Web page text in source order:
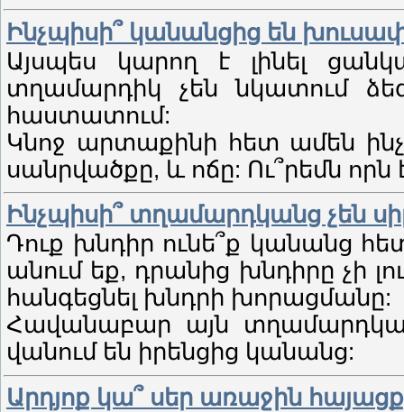
Ինչպիսի՞ կանանցից են
Այսպես կարող է լինել
տղամարդիկ չեն նկատում ձեզ
հաստատում:
Կնոջ արտաքինի հետ ամեն
սանրվածքը, և ոճը: Ու՞րեմն որն
Ինչպիսի՞ տղամարդկանց չեն
Դուք խնդիր ունե՞ք կանանց
անում եք, դրանից խնդիրը չի
հանգեցնել խնդրի խորացմանը:
Հավանաբար այն
վանում են իրենցից կանանց:
Արդյոք կա՞ սեր առաջին